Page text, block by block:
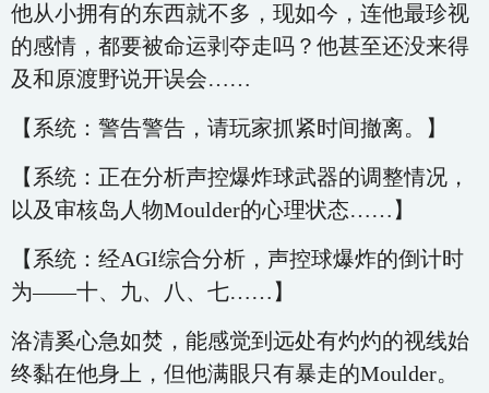
他从小拥有的东西就不多，现如今，连他最珍视
的感情，都要被命运剥夺走吗？他甚至还没来得
及和原渡野说开误会……
【系统：警告警告，请玩家抓紧时间撤离。】
【系统：正在分析声控爆炸球武器的调整情况，
以及审核岛人物Moulder的心理状态……】
【系统：经AGI综合分析，声控球爆炸的倒计时
为——十、九、八、七……】
洛清奚心急如焚，能感觉到远处有灼灼的视线始
终黏在他身上，但他满眼只有暴走的Moulder。